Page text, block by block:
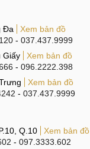
Đa
Xem bản đồ
- 037.437.9999
Giấy
Xem bản đồ
- 096.2222.398
Xem bản đồ
- 037.437.9999
Q.10
Xem bản đồ
- 097.3333.602